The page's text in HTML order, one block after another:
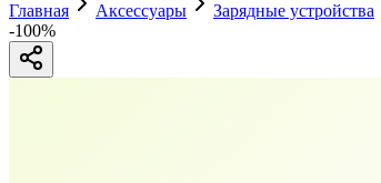
Главная Аксессуары Зарядные устройства
-100%